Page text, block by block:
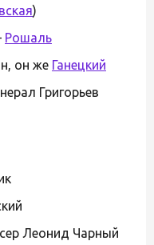
)
Рошаль
он же Ганецкий
Григорьев
Леонид Чарный